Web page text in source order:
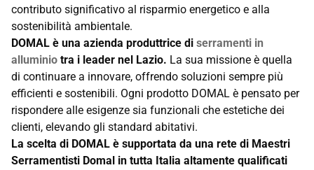
contributo significativo al risparmio energetico e alla
sostenibilità ambientale.
DOMAL è una azienda produttrice di serramenti in
alluminio tra i leader nel Lazio. La sua missione è quella
di continuare a innovare, offrendo soluzioni sempre più
efficienti e sostenibili. Ogni prodotto DOMAL è pensato per
rispondere alle esigenze sia funzionali che estetiche dei
clienti, elevando gli standard abitativi.
La scelta di DOMAL è supportata da una rete di Maestri
Serramentisti Domal in tutta Italia altamente qualificati